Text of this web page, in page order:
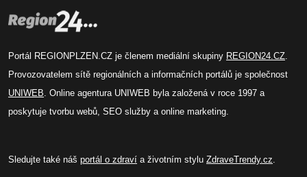
Portál REGIONPLZEN.CZ je členem mediální skupiny REGION24.CZ.
Provozovatelem sítě regionálních a informačních portálů je společnost
UNIWEB. Online agentura UNIWEB byla založená v roce 1997 a
poskytuje tvorbu webů, SEO služby a online marketing.
Sledujte také náš portál o zdraví a životním stylu ZdraveTrendy.cz.